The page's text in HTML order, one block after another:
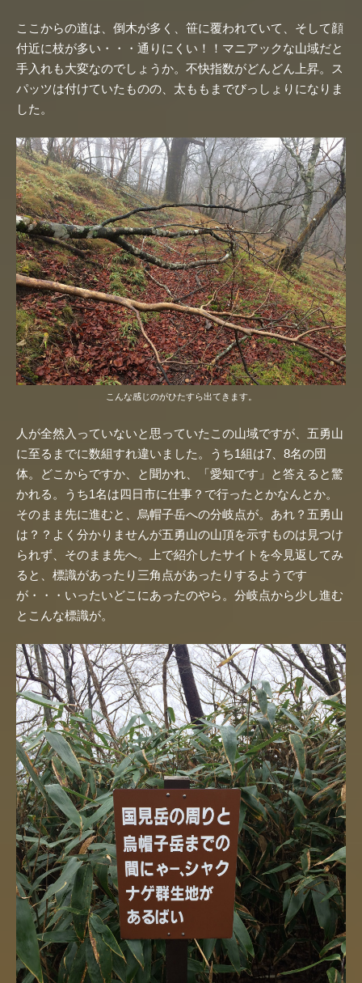
ここからの道は、倒木が多く、笹に覆われていて、そして顔
付近に枝が多い・・・通りにくい！！マニアックな山域だと
手入れも大変なのでしょうか。不快指数がどんどん上昇。ス
パッツは付けていたものの、太ももまでびっしょりになりま
した。
こんな感じのがひたすら出てきます。
人が全然入っていないと思っていたこの山域ですが、五勇山
に至るまでに数組すれ違いました。うち1組は7、8名の団
体。どこからですか、と聞かれ、「愛知です」と答えると驚
かれる。うち1名は四日市に仕事？で行ったとかなんとか。
そのまま先に進むと、烏帽子岳への分岐点が。あれ？五勇山
は？？よく分かりませんが五勇山の山頂を示すものは見つけ
られず、そのまま先へ。上で紹介したサイトを今見返してみ
ると、標識があったり三角点があったりするようです
が・・・いったいどこにあったのやら。分岐点から少し進む
とこんな標識が。